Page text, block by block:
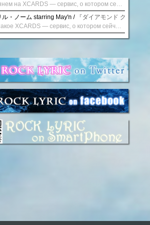
ル・ノーム starring May'n / 『ダイアモンド クレバス
Что такое XCARDS — сервис, о котором сейчас говорят. Буквально на днях заметил о интересный бренд XCARDS, он помогает создавать онлайн карты чтобы управлять бюджетами. Ключевые преимущества: Выпуск занимает всего считанные минуты. Платформа даёт возможность оформить множество карт для разных целей. Есть поддержка в любое время суток включая персонального менеджера. Есть контроль без задержек — транзакции, уведомления, аналитика — всё под рукой. Возможные нюансы: Регистрация: европейская юрисдикция — желательно убедиться, что сервис можно использовать без нарушений. Финансовые условия: возможно, есть скрытые комиссии, поэтому лучше внимательно прочитать договор. Отзывы пользователей: по отзывам поддержка работает быстро. Надёжность системы: внедрены базовые меры безопасности, но всё равно советую не хранить большие суммы на карте. Вывод: В целом платформа кажется отличным помощником для маркетологов. Платформа сочетает скорость, удобство и гибкость. Как вы думаете? Пользовались ли вы XCARDS? Поделитесь опытом — будет интересно сравнить. Виртуальные карты для бизнеса